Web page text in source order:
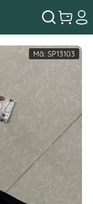
Mã: SP13103